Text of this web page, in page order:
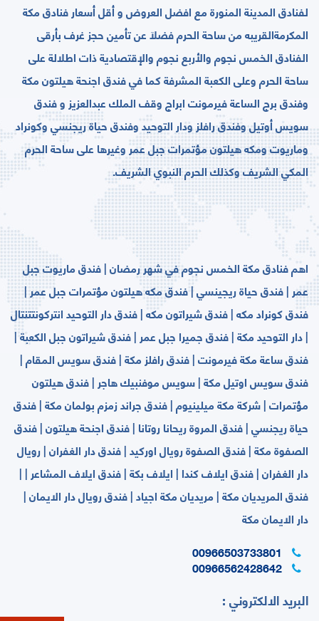
لفنادق المدينة المنورة مع اﻓﻀﻞ العروض ﻭ ﺃﻗﻞ ﺃﺳﻌﺎﺭ ﻓﻨﺎﺩﻕ ﻣﻜﺔ
ﺍﻟﻤﻜﺮﻣﺔالقريبه من ساحة الحرم ﻓﻀﻼ‌َ ﻋﻦ ﺗﺄﻣﻴﻦ ﺣﺠﺰ ﻏﺮﻑ ﺑﺄﺭﻗﻰ
الفنادق اﻟﺨﻤﺲ ﻧﺠﻮﻡ ﻭﺍﻷ‌ﺭﺑﻊ ﻧﺠﻮﻡ ﻭﺍﻹ‌ﻗﺘﺼﺎﺩﻳﺔ ﺫﺍﺕ ﺍﻃﻼ‌ﻟﺔ على
ساحة الحرم وﻋﻠﻰ ﺍﻟﻜﻌﺒﺔ ﺍﻟﻤﺸﺮﻓﺔ كما في فندق اجنحة هيلتون مكة
وفندق برج الساعة فيرمونت ابراج وقف الملك عبدالعزيز و فندق
سويس أوتيل وفندق رافلز ودار التوحيد وفندق حياة ريجنسي وكونراد
وماريوت ومكه هيلتون مؤتمرات جبل عمر وغيرها على ﺳﺎﺣﺔ ﺍﻟﺤﺮﻡ
ﺍﻟﻤﻜﻲ ﺍﻟﺸﺮﻳﻒ ﻭﻛﺬﻟﻚ ﺍﻟﺤﺮﻡ ﺍﻟﻨﺒﻮﻱ ﺍﻟﺸﺮﻳﻒ.
اهم فنادق مكة الخمس نجوم في شهر رمضان | فندق ماريوت جبل
عمر | فندق حياة ريجينسي | فندق مكه هيلتون مؤتمرات جبل عمر |
فندق كونراد مكه | فندق شيراتون مكه | فندق دار التوحيد انتركونتتنتال
| دار التوحيد مكة | فندق جميرا جبل عمر | فندق شيراتون جبل الكعبة |
فندق ساعة مكة فيرمونت | فندق رافلز مكة | فندق سويس المقام |
فندق سويس اوتيل مكة | سويس موفنبيك هاجر | فندق هيلتون
مؤتمرات | شركة مكة ميلينيوم | فندق جراند زمزم بولمان مكة | فندق
حياة ريجنسي | فندق المروة ريحانا روتانا | فندق اجنحة هيلتون | فندق
الصفوة مكة | فندق الصفوة رويال اوركيد | فندق دار الغفران | رويال
دار الغفران | فندق ايلاف كندا | ايلاف بكة | فندق ايلاف المشاعر | |
فندق المريديان مكة | مريديان مكة اجياد | فندق رويال دار الايمان |
دار الايمان مكة
البريد الالكتروني :